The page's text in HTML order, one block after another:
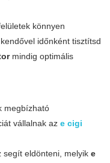
könnyen
időnként tisztítsd
mindig optimális
megbízható
vállalnak az e cigi
segít eldönteni, melyik e